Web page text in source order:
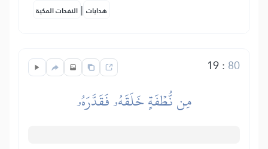
النفحات المكية | هدايات
19: 80
مِن نُّطۡفَةٍ خَلَقَهُۥ فَقَدَّرَهُۥ